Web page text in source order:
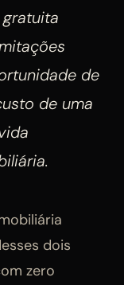
de
de uma
dois
zero